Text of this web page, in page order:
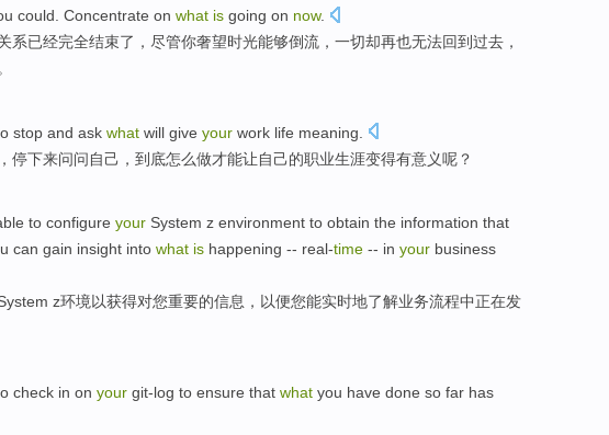
could Concentrate on what is going on now.
系已经完全结束了， 尽管你奢望时光能够倒流 ，一切却再也无法回到过去，
stop and ask what will give your work life meaning
停下来问问自己 ，到底怎么做才能让自己的职业生涯变得有意义呢？
to configure your System z environment to obtain the information that
can gain insight into what is happening -- real-time -- in your business
z环境以获得对您重要的信息 ， 以便您能实时地了解业务流程中正在发
check in on your git-log to ensure that what you have done so far has